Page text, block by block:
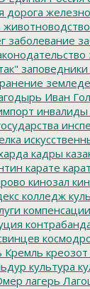
дорога
животноводство
заболевание
заповедники
Иван
инвалиды
кадры
карате
кинозал
колледж
компенсации
Кремль креозот
культура
лагерь